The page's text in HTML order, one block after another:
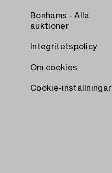
Bonhams - Alla
auktioner
Integritetspolicy
Om cookies
Cookie-inställningar